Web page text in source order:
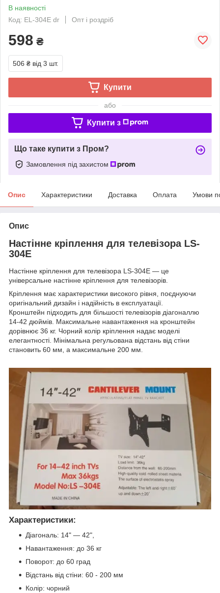
В наявності
Код: EL-304E dr
Опт і роздріб
598 ₴
506 ₴ від 3 шт.
Купити
або
Купити з
Що таке купити з Пром?
Замовлення під захистом
Опис Характеристики Доставка Оплата Умови
Опис
Настінне кріплення для телевізора LS-
304E
Настінне кріплення для телевізора LS-304E — це
універсальне настінне кріплення для телевізорів.
Кріплення має характеристики високого рівня, поєднуючи
оригінальний дизайн і надійність в експлуатації.
Кронштейн підходить для більшості телевізорів діагоналлю
14-42 дюймів. Максимальне навантаження на кронштейн
дорівнює 36 кг. Чорний колір кріплення надає моделі
елегантності. Мінімальна регульована відстань від стіни
становить 60 мм, а максимальне 200 мм.
Характеристики:
Діагональ: 14" — 42",
Навантаження: до 36 кг
Поворот: до 60 град
Відстань від стіни: 60 - 200 мм
Колір: чорний